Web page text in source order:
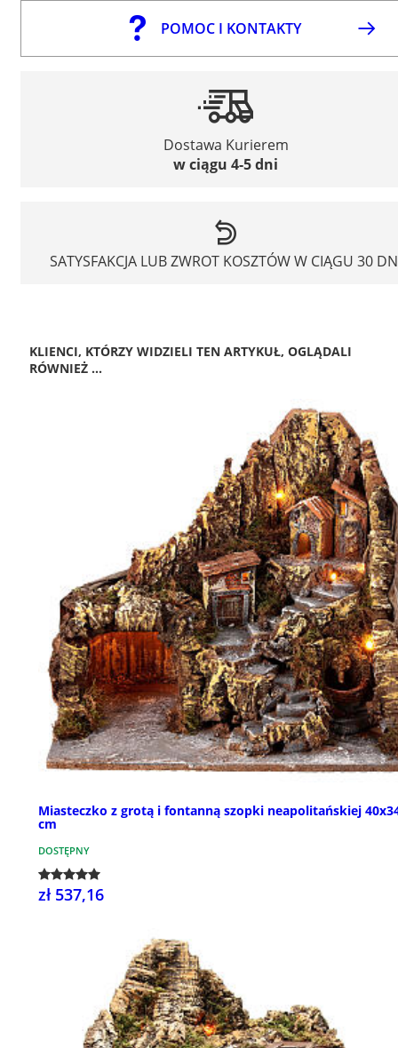
POMOC I KONTAKTY
Dostawa Kurierem
w ciągu 4-5 dni
SATYSFAKCJA LUB ZWROT KOSZTÓW W CIĄGU 30
KLIENCI, KTÓRZY WIDZIELI TEN ARTYKUŁ, OGLĄDALI
RÓWNIEŻ ...
Miasteczko z grotą i fontanną szopki neapolitańskiej
cm
DOSTĘPNY
zł 537,16